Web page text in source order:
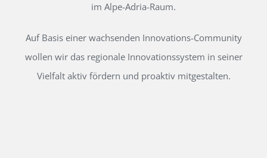
im Alpe-Adria-Raum.
Auf Basis einer wachsenden Innovations-Community
wollen wir das regionale Innovationssystem in seiner
Vielfalt aktiv fördern und proaktiv mitgestalten.